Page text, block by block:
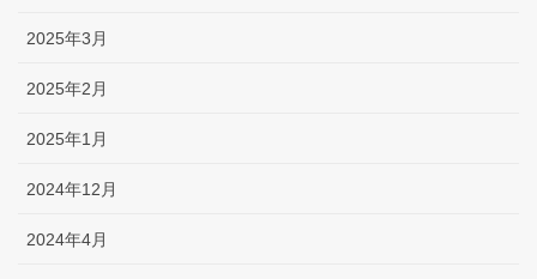
2025年3月
2025年2月
2025年1月
2024年12月
2024年4月